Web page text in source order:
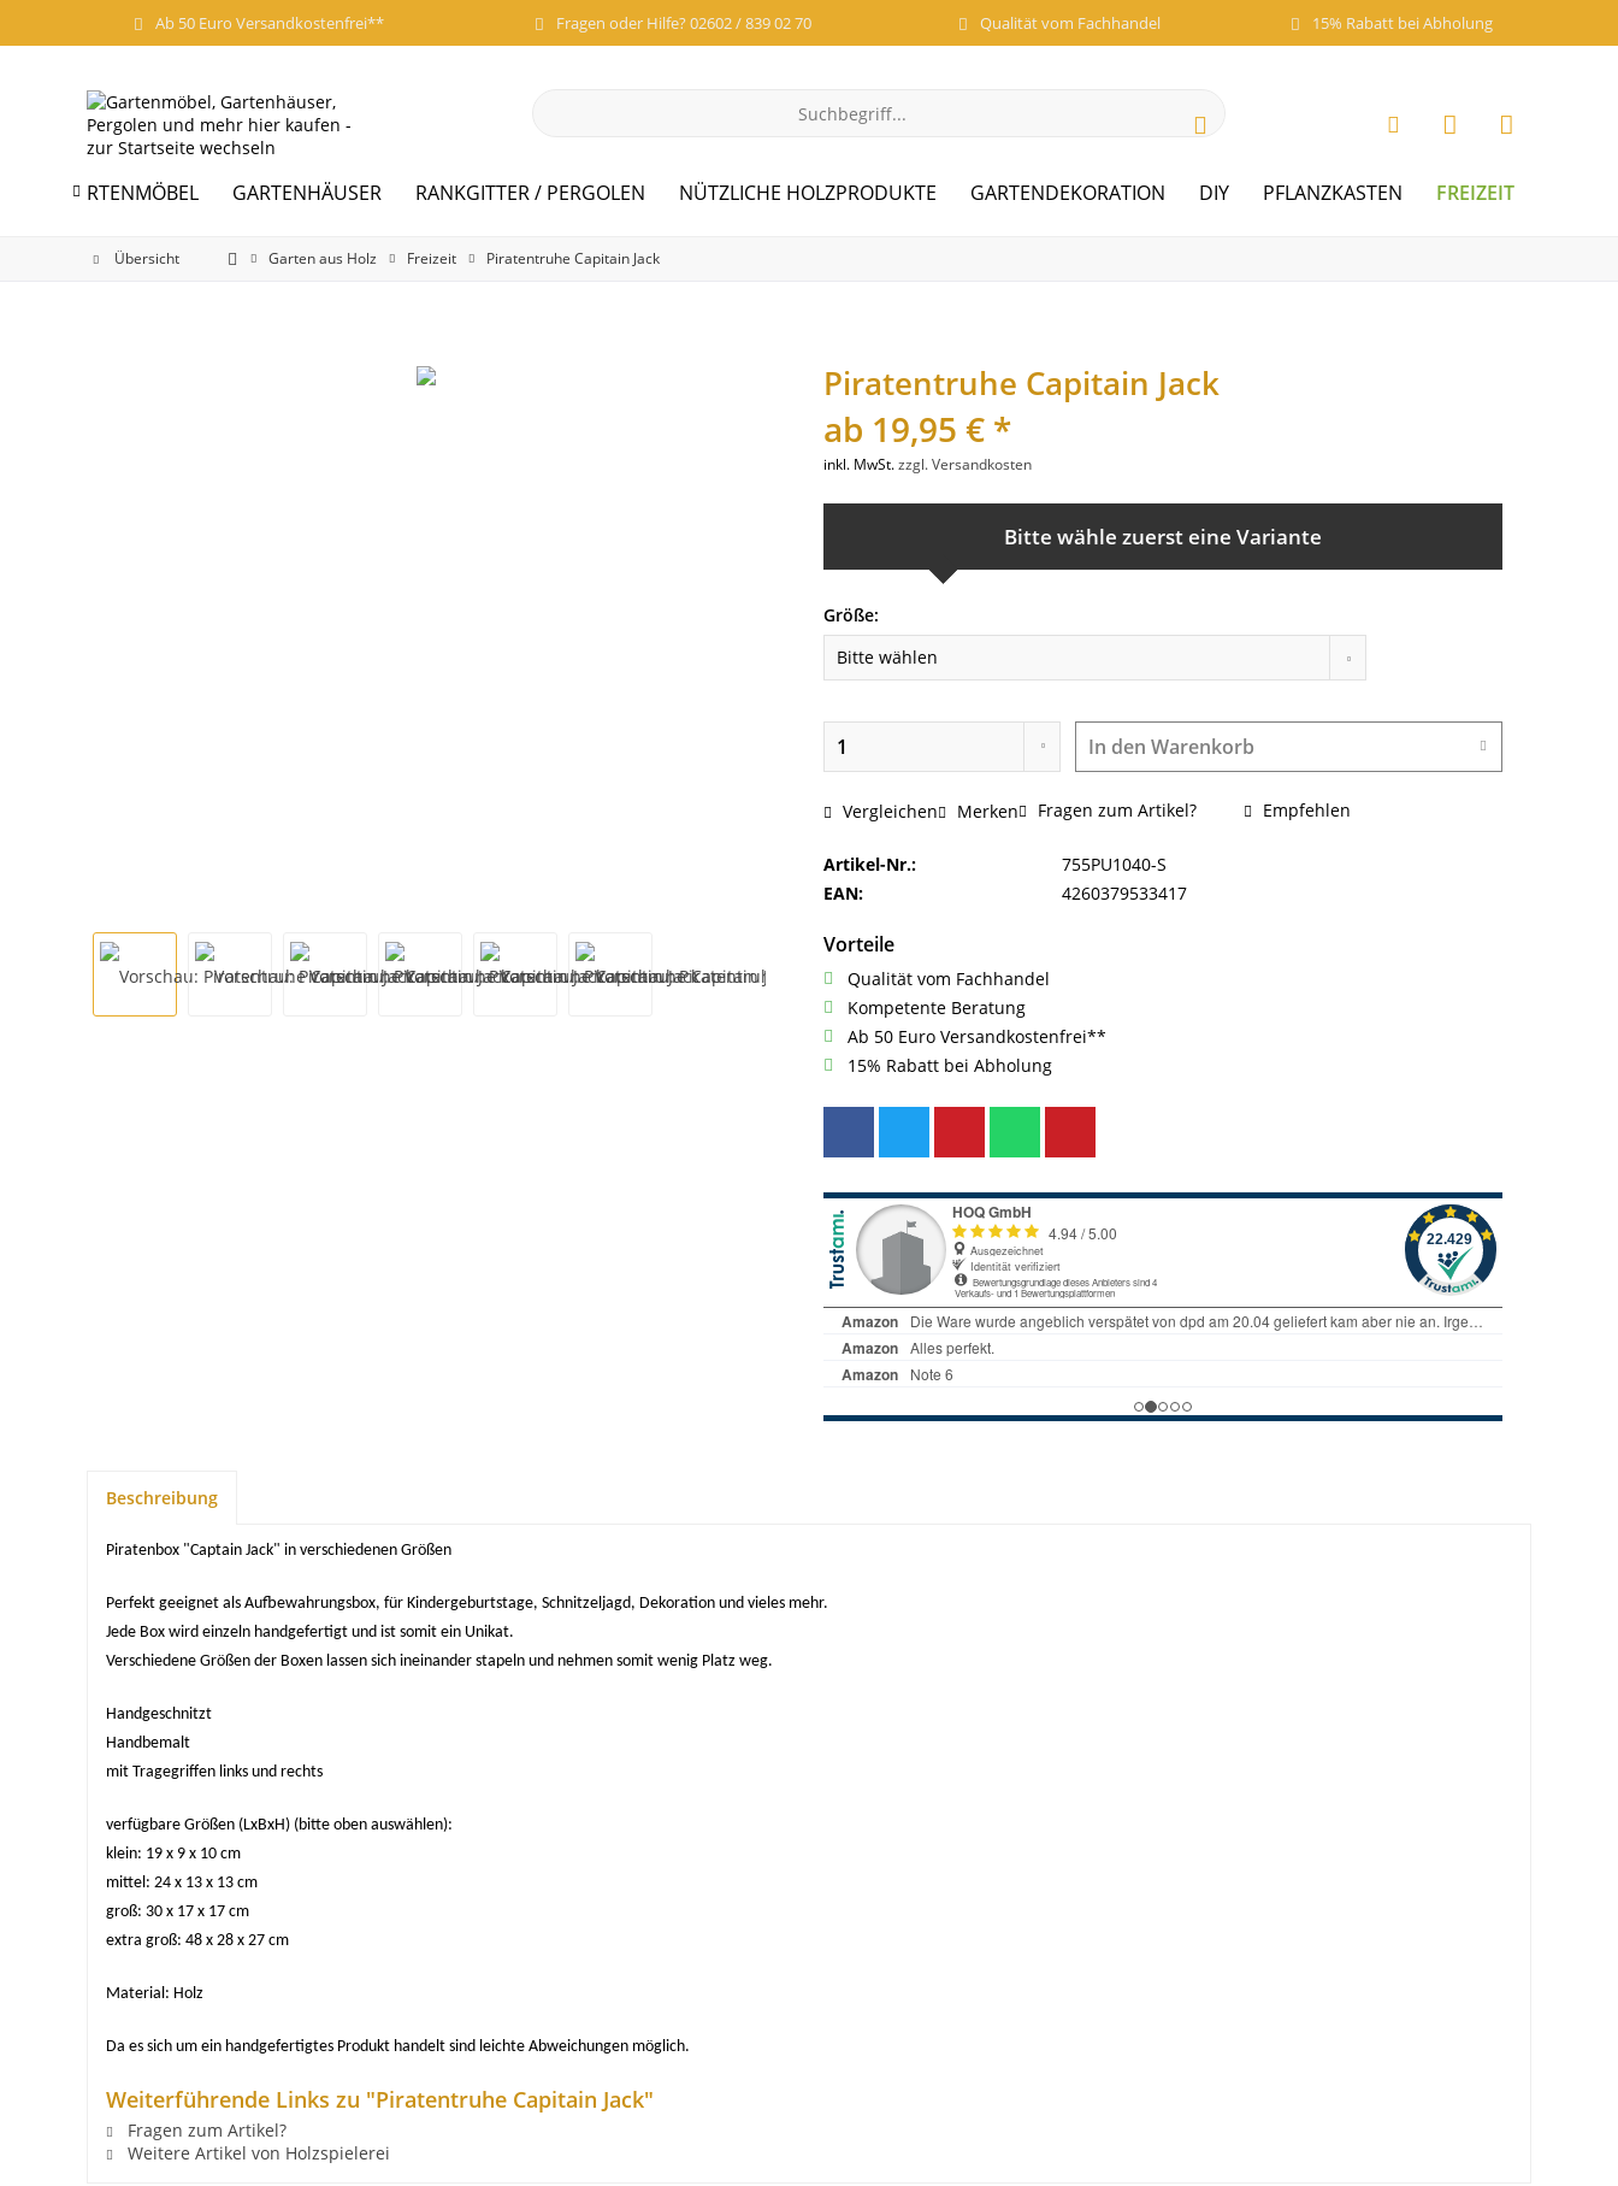
Ab 50 Euro Versandkostenfrei** Fragen oder Hilfe? 02602 / 839 02 70 Qualität vom Fachhandel 15% Rabatt bei Abholung
GARTENMÖBEL GARTENHÄUSER RANKGITTER / PERGOLEN NÜTZLICHE HOLZPRODUKTE GARTENDEKORATION DIY PFLANZKASTEN FREIZEIT

Übersicht Garten aus Holz Freizeit Piratentruhe Capitain Jack
Piratentruhe Capitain Jack
ab 19,95 € *
inkl. MwSt.zzgl. Versandkosten
Bitte wähle zuerst eine Variante
Größe:
In den Warenkorb
Vergleichen Merken Fragen zum Artikel? Empfehlen
Artikel-Nr.:
755PU1040-S
EAN:
4260379533417
Vorteile
Qualität vom Fachhandel
Kompetente Beratung
Ab 50 Euro Versandkostenfrei**
15% Rabatt bei Abholung
Beschreibung
Piratenbox "Captain Jack" in verschiedenen Größen
Perfekt geeignet als Aufbewahrungsbox, für Kindergeburtstage, Schnitzeljagd, Dekoration und vieles mehr.
Jede Box wird einzeln handgefertigt und ist somit ein Unikat.
Verschiedene Größen der Boxen lassen sich ineinander stapeln und nehmen somit wenig Platz weg.
Handgeschnitzt
Handbemalt
mit Tragegriffen links und rechts
verfügbare Größen (LxBxH) (bitte oben auswählen):
klein: 19 x 9 x 10 cm
mittel: 24 x 13 x 13 cm
groß: 30 x 17 x 17 cm
extra groß: 48 x 28 x 27 cm
Material: Holz
Da es sich um ein handgefertigtes Produkt handelt sind leichte Abweichungen möglich.
Weiterführende Links zu "Piratentruhe Capitain Jack"
Fragen zum Artikel?
Weitere Artikel von Holzspielerei